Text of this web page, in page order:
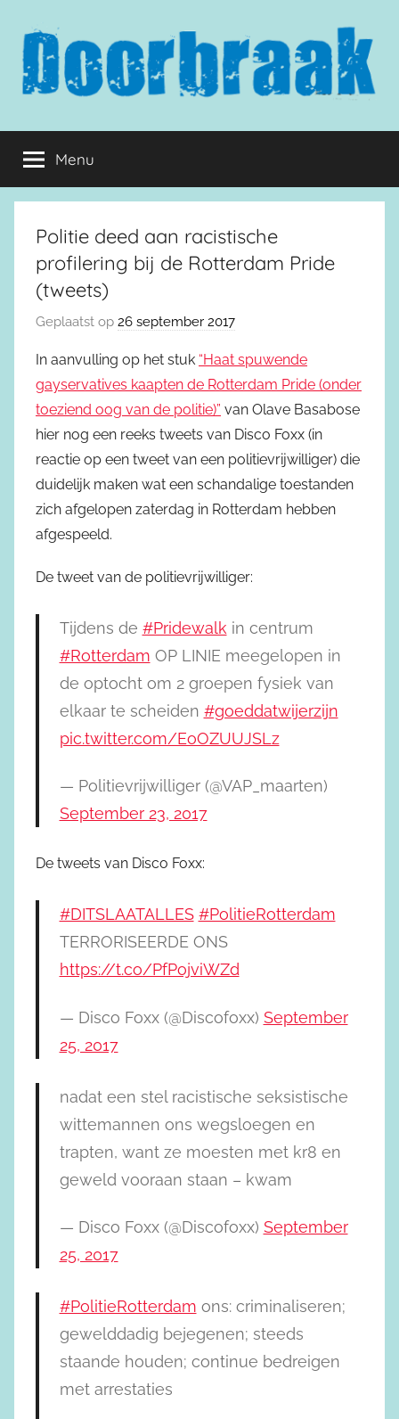
inhoud
springen
Doorbraak.eu
Menu
Politie deed aan racistische
profilering bij de Rotterdam Pride
(tweets)
Geplaatst op 26 september 2017
In aanvulling op het stuk “Haat spuwende
gayservatives kaapten de Rotterdam Pride (onder
toeziend oog van de politie)” van Olave Basabose
hier nog een reeks tweets van Disco Foxx (in
reactie op een tweet van een politievrijwilliger) die
duidelijk maken wat een schandalige toestanden
zich afgelopen zaterdag in Rotterdam hebben
afgespeeld.
De tweet van de politievrijwilliger:
Tijdens de #Pridewalk in centrum
#Rotterdam OP LINIE meegelopen in
de optocht om 2 groepen fysiek van
elkaar te scheiden #goeddatwijerzijn
pic.twitter.com/EoOZUUJSLz
— Politievrijwilliger (@VAP_maarten)
September 23, 2017
De tweets van Disco Foxx:
#DITSLAATALLES #PolitieRotterdam
TERRORISEERDE ONS
https://t.co/PfPojviWZd
— Disco Foxx (@Discofoxx) September
25, 2017
nadat een stel racistische seksistische
wittemannen ons wegsloegen en
trapten, want ze moesten met kr8 en
geweld vooraan staan – kwam
— Disco Foxx (@Discofoxx) September
25, 2017
#PolitieRotterdam ons: criminaliseren;
gewelddadig bejegenen; steeds
staande houden; continue bedreigen
met arrestaties